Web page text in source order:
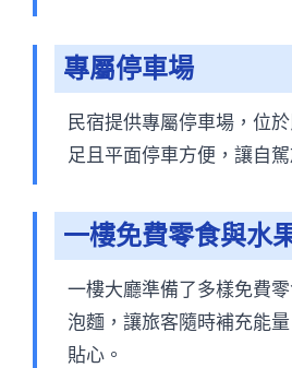
專屬停車場
民宿提供專屬停車場，位
足且平面停車方便，讓自
一樓免費零食與水
一樓大廳準備了多樣免費
泡麵，讓旅客隨時補充能
貼心。